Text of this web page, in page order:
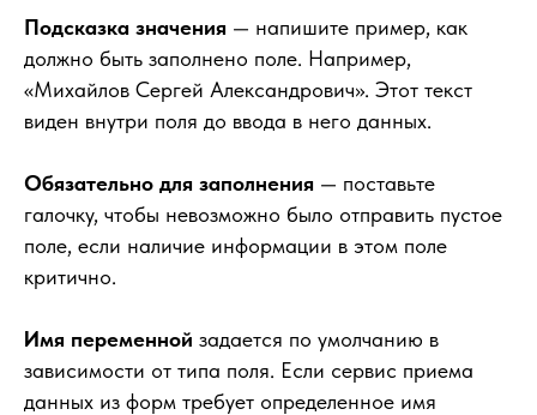
Подсказка значения — напишите пример, как
должно быть заполнено поле. Например,
«Михайлов Сергей Александрович». Этот текст
виден внутри поля до ввода в него данных.
Обязательно для заполнения — поставьте
галочку, чтобы невозможно было отправить пустое
поле, если наличие информации в этом поле
критично.
Имя переменной задается по умолчанию в
зависимости от типа поля. Если сервис приема
данных из форм требует определенное имя